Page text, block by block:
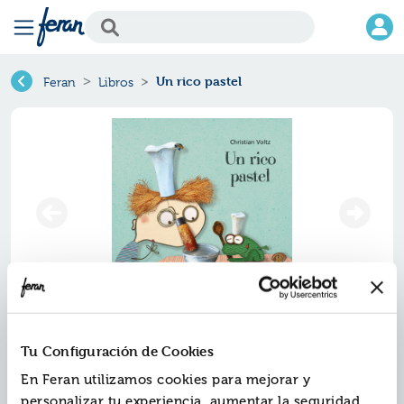
Tu Configuración de Cookies
En Feran utilizamos cookies para mejorar y
Feran Libros Un rico pastel
Ref.ZKL-3430287
9788413430287